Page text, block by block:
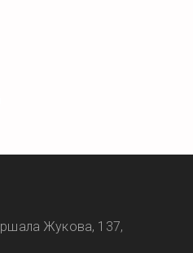
Жукова, 137,